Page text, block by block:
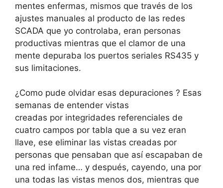
mentes enfermas, mismos que través de los
ajustes manuales al producto de las redes
SCADA que yo controlaba, eran personas
productivas mientras que el clamor de una
mente depuraba los puertos seriales RS435 y
sus limitaciones.
¿Como pude olvidar esas depuraciones ? Esas
semanas de entender vistas
creadas por integridades referenciales de
cuatro campos por tabla que a su vez eran
llave, ese eliminar las vistas creadas por
personas que pensaban que así escapaban de
una red infame… y después, cayendo, una por
una todas las vistas menos dos, mientras que